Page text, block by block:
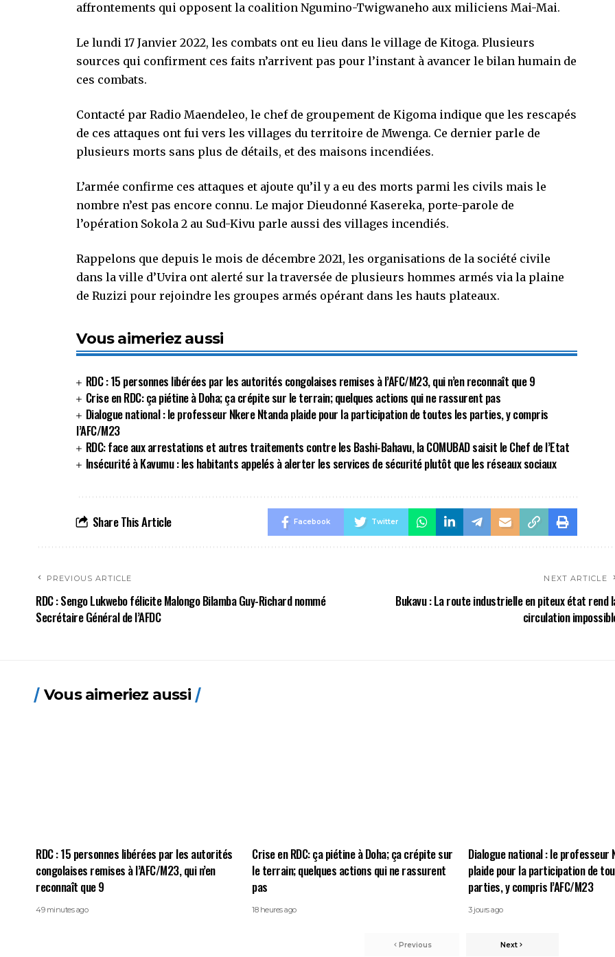
affrontements qui opposent la coalition Ngumino-Twigwaneho aux miliciens Mai-Mai.
Le lundi 17 Janvier 2022, les combats ont eu lieu dans le village de Kitoga. Plusieurs
sources qui confirment ces faits n’arrivent pas pour l’instant à avancer le bilan humain de
ces combats.
Contacté par Radio Maendeleo, le chef de groupement de Kigoma indique que les rescapés
de ces attaques ont fui vers les villages du territoire de Mwenga. Ce dernier parle de
plusieurs morts sans plus de détails, et des maisons incendiées.
L’armée confirme ces attaques et ajoute qu’il y a eu des morts parmi les civils mais le
nombre n’est pas encore connu. Le major Dieudonné Kasereka, porte-parole de
l’opération Sokola 2 au Sud-Kivu parle aussi des villages incendiés.
Rappelons que depuis le mois de décembre 2021, les organisations de la société civile
dans la ville d’Uvira ont alerté sur la traversée de plusieurs hommes armés via la plaine
de Ruzizi pour rejoindre les groupes armés opérant dans les hauts plateaux.
Vous aimeriez aussi
RDC : 15 personnes libérées par les autorités congolaises remises à l’AFC/M23, qui n’en reconnaît que 9
Crise en RDC: ça piétine à Doha; ça crépite sur le terrain; quelques actions qui ne rassurent pas
Dialogue national : le professeur Nkere Ntanda plaide pour la participation de toutes les parties, y compris
l’AFC/M23
RDC: face aux arrestations et autres traitements contre les Bashi-Bahavu, la COMUBAD saisit le Chef de l’Etat
Insécurité à Kavumu : les habitants appelés à alerter les services de sécurité plutôt que les réseaux sociaux
Share This Article Facebook Twitter
PREVIOUS ARTICLE
RDC : Sengo Lukwebo félicite Malongo Bilamba Guy-Richard nommé
Secrétaire Général de l’AFDC
NEXT ARTICLE
Bukavu : La route industrielle en piteux état rend
circulation
Vous aimeriez aussi
RDC : 15 personnes libérées par les autorités
congolaises remises à l’AFC/M23, qui n’en
reconnaît que 9
49 minutes ago
Crise en RDC: ça piétine à Doha; ça crépite sur
le terrain; quelques actions qui ne rassurent
pas
18 heures ago
Dialogue national : le professeur
plaide pour la participation de
parties, y compris l’AFC/M23
3 jours ago
Previous Next